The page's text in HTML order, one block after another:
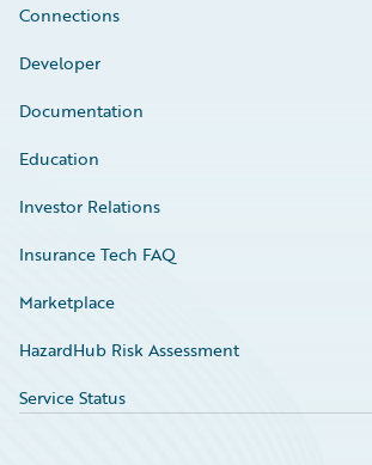
Connections
Developer
Documentation
Education
Investor Relations
Insurance Tech FAQ
Marketplace
HazardHub Risk Assessment
Service Status